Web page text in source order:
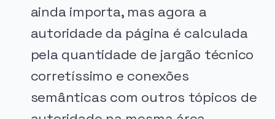
ainda importa, mas agora a
autoridade da página é calculada
pela quantidade de jargão técnico
corretíssimo e conexões
semânticas com outros tópicos de